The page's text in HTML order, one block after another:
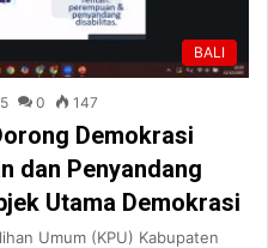
BALI
0 147
Demokrasi
dan Penyandang
Utama Demokrasi
Umum (KPU) Kabupaten